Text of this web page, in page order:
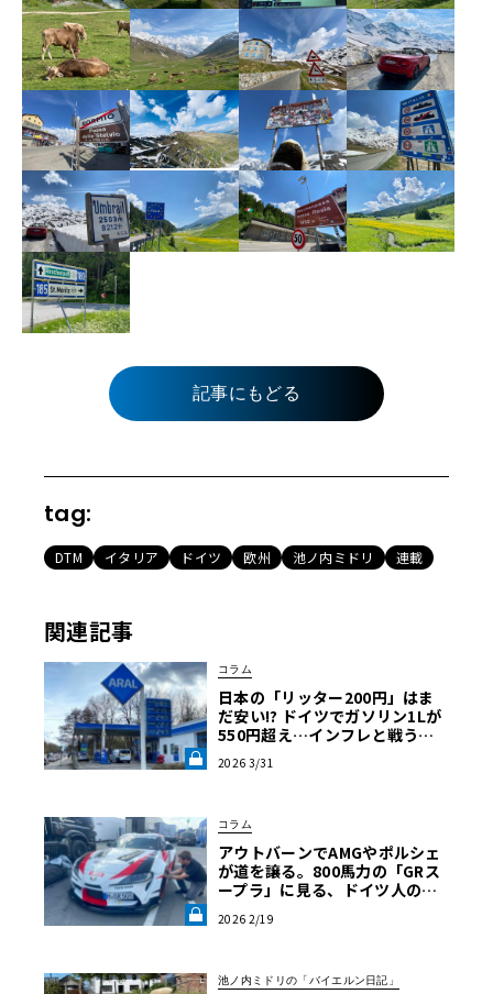
記事にもどる
tag:
DTM イタリア ドイツ 欧州 池ノ内ミドリ 連載
関連記事
コラム
日本の「リッター200円」はま
だ安い!? ドイツでガソリン1Lが
550円超え…インフレと戦うア
VOLANT LAB》
2026 3/31
コラム
アウトバーンでAMGやポルシェ
が道を譲る。800馬力の「GRス
ープラ」に見る、ドイツ人の日
ム】《LE VOLANT LAB》
2026 2/19
池ノ内ミドリの「バイエルン日記」